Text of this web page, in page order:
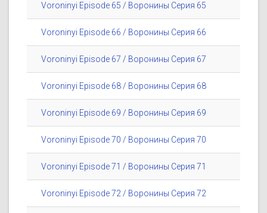
Voroninyi Episode 65 / Воронины Серия 65
Voroninyi Episode 66 / Воронины Серия 66
Voroninyi Episode 67 / Воронины Серия 67
Voroninyi Episode 68 / Воронины Серия 68
Voroninyi Episode 69 / Воронины Серия 69
Voroninyi Episode 70 / Воронины Серия 70
Voroninyi Episode 71 / Воронины Серия 71
Voroninyi Episode 72 / Воронины Серия 72